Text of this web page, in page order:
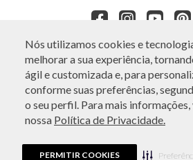
Nós utilizamos cookies e
melhorar a sua experiência,
ágil e customizada e, para
conforme suas preferências,
o seu perfil. Para mais
nossa Política de Privacidade.
PERMITIR COOKIES
Seja um Revendedor
APP BO.BÔ
© Copyright 2026 - Todos os direitos
disponibilidade de estoque a
Em caso de dúvidas:0800